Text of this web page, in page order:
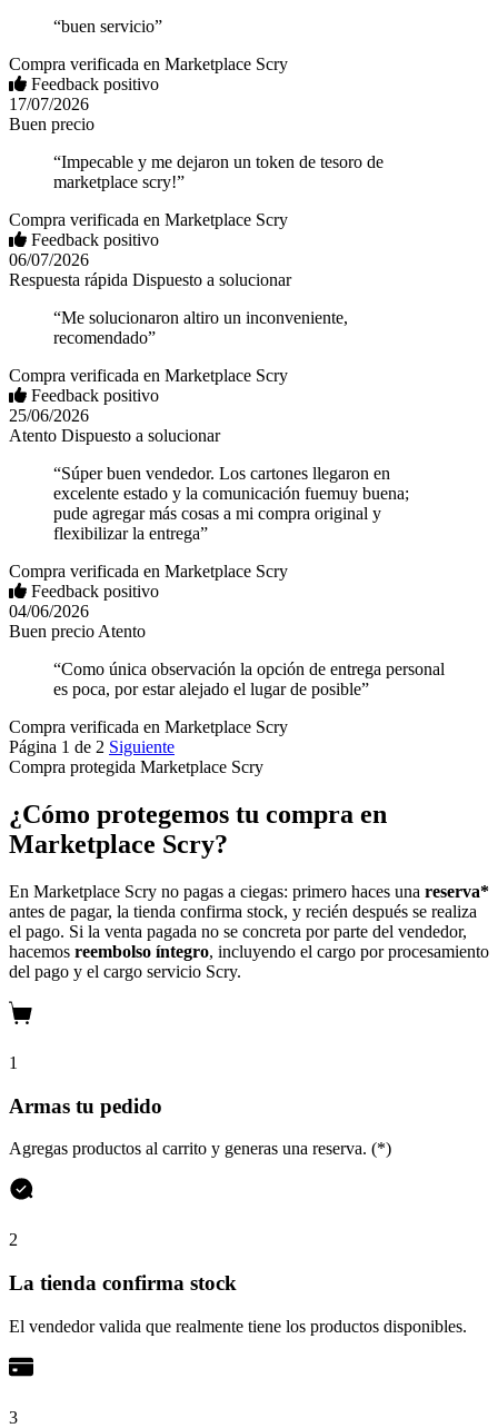
“buen servicio”
Compra verificada en Marketplace Scry
Feedback positivo
17/07/2026
Buen precio
“Impecable y me dejaron un token de tesoro de
marketplace scry!”
Compra verificada en Marketplace Scry
Feedback positivo
06/07/2026
Respuesta rápida Dispuesto a solucionar
“Me solucionaron altiro un inconveniente,
recomendado”
Compra verificada en Marketplace Scry
Feedback positivo
25/06/2026
Atento Dispuesto a solucionar
“Súper buen vendedor. Los cartones llegaron en
excelente estado y la comunicación fuemuy buena;
pude agregar más cosas a mi compra original y
flexibilizar la entrega”
Compra verificada en Marketplace Scry
Feedback positivo
04/06/2026
Buen precio Atento
“Como única observación la opción de entrega personal
es poca, por estar alejado el lugar de posible”
Compra verificada en Marketplace Scry
Página 1 de 2 Siguiente
Compra protegida Marketplace Scry
¿Cómo protegemos tu compra en
Marketplace Scry?
En Marketplace Scry no pagas a ciegas: primero haces una reserva*
antes de pagar, la tienda confirma stock, y recién después se realiza
el pago. Si la venta pagada no se concreta por parte del vendedor,
hacemos reembolso íntegro, incluyendo el cargo por procesamiento
del pago y el cargo servicio Scry.
1
Armas tu pedido
Agregas productos al carrito y generas una reserva. (*)
2
La tienda confirma stock
El vendedor valida que realmente tiene los productos disponibles.
3